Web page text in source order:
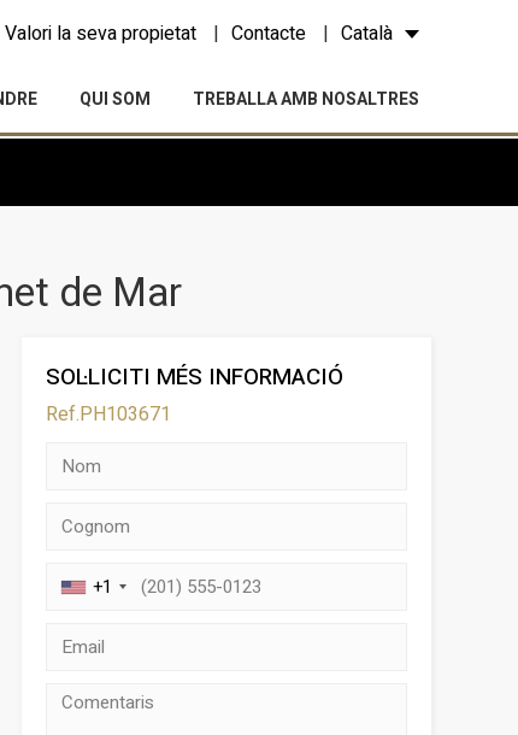
Valori la seva propietat Contacte Català
QUI SOM TREBALLA AMB NOSALTRES
de Mar
SOL·LICITI MÉS INFORMACIÓ
Ref.PH103671
+1